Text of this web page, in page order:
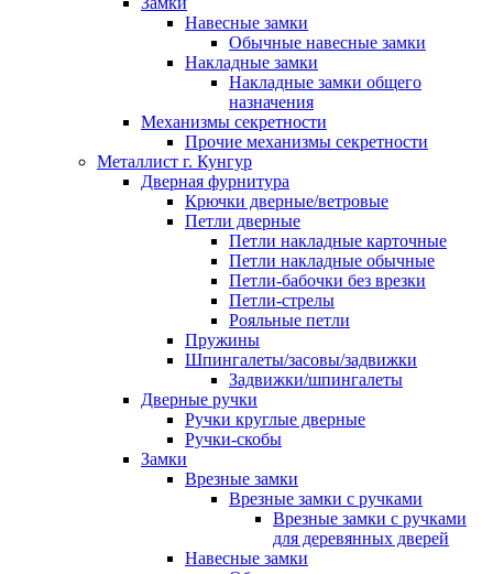
Навесные замки
Обычные навесные замки
Накладные замки
Накладные замки общего
назначения
Механизмы секретности
Прочие механизмы секретности
Металлист г. Кунгур
Дверная фурнитура
Крючки дверные/ветровые
Петли дверные
Петли накладные карточные
Петли накладные обычные
Петли-бабочки без врезки
Петли-стрелы
Рояльные петли
Пружины
Шпингалеты/засовы/задвижки
Задвижки/шпингалеты
Дверные ручки
Ручки круглые дверные
Ручки-скобы
Замки
Врезные замки
Врезные замки с ручками
Врезные замки с ручками
для деревянных дверей
Навесные замки